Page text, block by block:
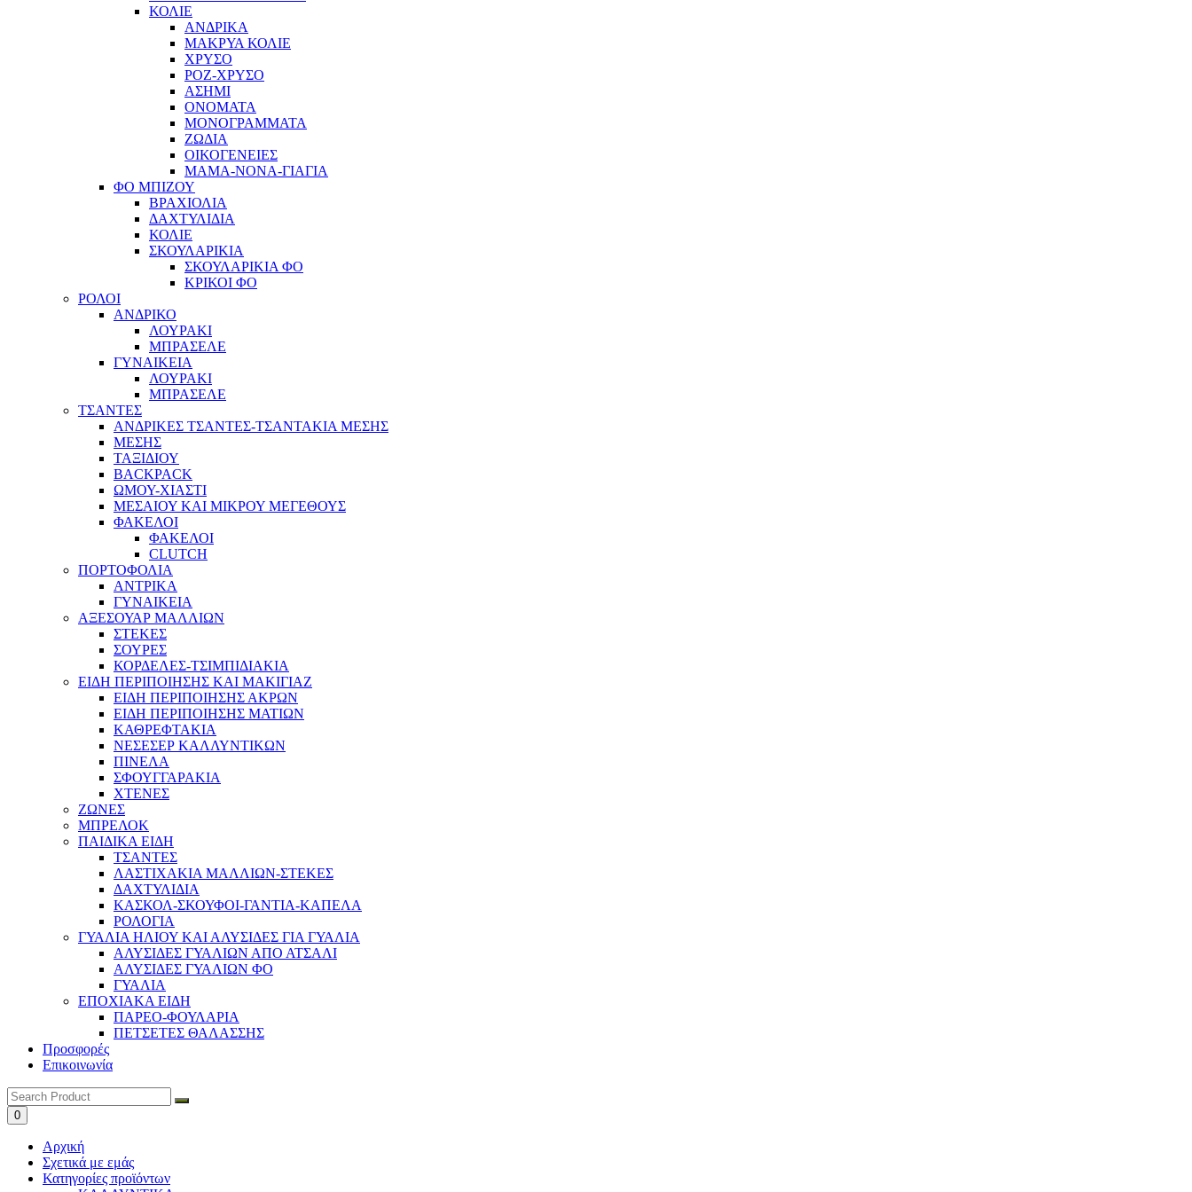
ΚΟΛΙΕ
ΑΝΔΡΙΚΑ
ΜΑΚΡΥΑ ΚΟΛΙΕ
ΧΡΥΣΟ
ΡΟΖ-ΧΡΥΣΟ
ΑΣΗΜΙ
ΟΝΟΜΑΤΑ
ΜΟΝΟΓΡΑΜΜΑΤΑ
ΖΩΔΙΑ
ΟΙΚΟΓΕΝΕΙΕΣ
ΜΑΜΑ-ΝΟΝΑ-ΓΙΑΓΙΑ
ΦΟ ΜΠΙΖΟΥ
ΒΡΑΧΙΟΛΙΑ
ΔΑΧΤΥΛΙΔΙΑ
ΚΟΛΙΕ
ΣΚΟΥΛΑΡΙΚΙΑ
ΣΚΟΥΛΑΡΙΚΙΑ ΦΟ
ΚΡΙΚΟΙ ΦΟ
ΡΟΛΟΙ
ΑΝΔΡΙΚΟ
ΛΟΥΡΑΚΙ
ΜΠΡΑΣΕΛΕ
ΓΥΝΑΙΚΕΙΑ
ΛΟΥΡΑΚΙ
ΜΠΡΑΣΕΛΕ
ΤΣΑΝΤΕΣ
ΑΝΔΡΙΚΕΣ ΤΣΑΝΤΕΣ-ΤΣΑΝΤΑΚΙΑ ΜΕΣΗΣ
ΜΕΣΗΣ
ΤΑΞΙΔΙΟΥ
BACKPACK
ΩΜΟΥ-ΧΙΑΣΤΙ
ΜΕΣΑΙΟΥ ΚΑΙ ΜΙΚΡΟΥ ΜΕΓΕΘΟΥΣ
ΦΑΚΕΛΟΙ
ΦΑΚΕΛΟΙ
CLUTCH
ΠΟΡΤΟΦΟΛΙΑ
ΑΝΤΡΙΚΑ
ΓΥΝΑΙΚΕΙΑ
ΑΞΕΣΟΥΑΡ ΜΑΛΛΙΩΝ
ΣΤΕΚΕΣ
ΣΟΥΡΕΣ
ΚΟΡΔΕΛΕΣ-ΤΣΙΜΠΙΔΙΑΚΙΑ
ΕΙΔΗ ΠΕΡΙΠΟΙΗΣΗΣ ΚΑΙ ΜΑΚΙΓΙΑΖ
ΕΙΔΗ ΠΕΡΙΠΟΙΗΣΗΣ ΑΚΡΩΝ
ΕΙΔΗ ΠΕΡΙΠΟΙΗΣΗΣ ΜΑΤΙΩΝ
ΚΑΘΡΕΦΤΑΚΙΑ
ΝΕΣΕΣΕΡ ΚΑΛΛΥΝΤΙΚΩΝ
ΠΙΝΕΛΑ
ΣΦΟΥΓΓΑΡΑΚΙΑ
ΧΤΕΝΕΣ
ΖΩΝΕΣ
ΜΠΡΕΛΟΚ
ΠΑΙΔΙΚΑ ΕΙΔΗ
ΤΣΑΝΤΕΣ
ΛΑΣΤΙΧΑΚΙΑ ΜΑΛΛΙΩΝ-ΣΤΕΚΕΣ
ΔΑΧΤΥΛΙΔΙΑ
ΚΑΣΚΟΛ-ΣΚΟΥΦΟΙ-ΓΑΝΤΙΑ-ΚΑΠΕΛΑ
ΡΟΛΟΓΙΑ
ΓΥΑΛΙΑ ΗΛΙΟΥ ΚΑΙ ΑΛΥΣΙΔΕΣ ΓΙΑ ΓΥΑΛΙΑ
ΑΛΥΣΙΔΕΣ ΓΥΑΛΙΩΝ ΑΠΟ ΑΤΣΑΛΙ
ΑΛΥΣΙΔΕΣ ΓΥΑΛΙΩΝ ΦΟ
ΓΥΑΛΙΑ
ΕΠΟΧΙΑΚΑ ΕΙΔΗ
ΠΑΡΕΟ-ΦΟΥΛΑΡΙΑ
ΠΕΤΣΕΤΕΣ ΘΑΛΑΣΣΗΣ
Προσφορές
Επικοινωνία
0
Αρχική
Σχετικά με εμάς
Κατηγορίες προϊόντων